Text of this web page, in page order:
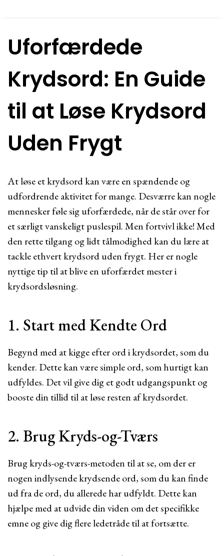
Uforfærdede
Krydsord: En Guide
til at Løse Krydsord
Uden Frygt
At løse et krydsord kan være en spændende og
udfordrende aktivitet for mange. Desværre kan nogle
mennesker føle sig uforfærdede, når de står over for
et særligt vanskeligt puslespil. Men fortvivl ikke! Med
den rette tilgang og lidt tålmodighed kan du lære at
tackle ethvert krydsord uden frygt. Her er nogle
nyttige tip til at blive en uforfærdet mester i
krydsordsløsning.
1. Start med Kendte Ord
Begynd med at kigge efter ord i krydsordet, som du
kender. Dette kan være simple ord, som hurtigt kan
udfyldes. Det vil give dig et godt udgangspunkt og
booste din tillid til at løse resten af krydsordet.
2. Brug Kryds-og-Tværs
Brug kryds-og-tværs-metoden til at se, om der er
nogen indlysende krydsende ord, som du kan finde
ud fra de ord, du allerede har udfyldt. Dette kan
hjælpe med at udvide din viden om det specifikke
emne og give dig flere ledetråde til at fortsætte.